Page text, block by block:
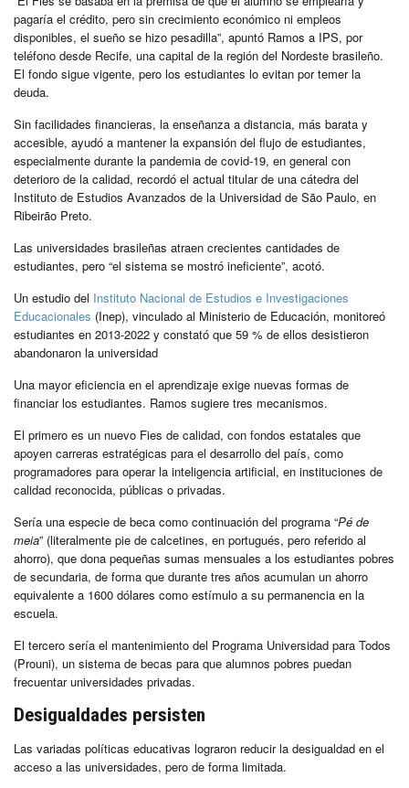
pagaría el crédito, pero sin crecimiento económico ni empleos
disponibles, el sueño se hizo pesadilla”, apuntó Ramos a IPS, por
teléfono desde Recife, una capital de la región del Nordeste brasileño.
El fondo sigue vigente, pero los estudiantes lo evitan por temer la
deuda.
Sin facilidades financieras, la enseñanza a distancia, más barata y
accesible, ayudó a mantener la expansión del flujo de estudiantes,
especialmente durante la pandemia de covid-19, en general con
deterioro de la calidad, recordó el actual titular de una cátedra del
Instituto de Estudios Avanzados de la Universidad de São Paulo, en
Ribeirão Preto.
Las universidades brasileñas atraen crecientes cantidades de
estudiantes, pero “el sistema se mostró ineficiente”, acotó.
Un estudio del Instituto Nacional de Estudios e Investigaciones
Educacionales (Inep), vinculado al Ministerio de Educación, monitoreó
estudiantes en 2013-2022 y constató que 59 % de ellos desistieron
abandonaron la universidad
Una mayor eficiencia en el aprendizaje exige nuevas formas de
financiar los estudiantes. Ramos sugiere tres mecanismos.
El primero es un nuevo Fies de calidad, con fondos estatales que
apoyen carreras estratégicas para el desarrollo del país, como
programadores para operar la inteligencia artificial, en instituciones de
calidad reconocida, públicas o privadas.
Sería una especie de beca como continuación del programa “Pé de
meia” (literalmente pie de calcetines, en portugués, pero referido al
ahorro), que dona pequeñas sumas mensuales a los estudiantes pobres
de secundaria, de forma que durante tres años acumulan un ahorro
equivalente a 1600 dólares como estímulo a su permanencia en la
escuela.
El tercero sería el mantenimiento del Programa Universidad para Todos
(Prouni), un sistema de becas para que alumnos pobres puedan
frecuentar universidades privadas.
Desigualdades persisten
Las variadas políticas educativas lograron reducir la desigualdad en el
acceso a las universidades, pero de forma limitada.